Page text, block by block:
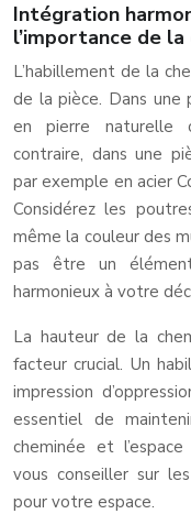
Intégration
l’importance de
L’habillement de la
de la pièce. Dans une
en pierre naturelle
contraire, dans une
par exemple en acier
Considérez les
même la couleur des
pas être un
harmonieux à votre
La hauteur de la
facteur crucial. Un
impression
essentiel de
cheminée et
vous conseiller sur
pour votre espace.